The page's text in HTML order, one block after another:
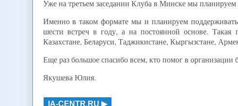
Уже на третьем заседании Клуба в Минске мы планируем
Именно в таком формате мы и планируем
шести встреч в году, а на постоянной основе.
Казахстане, Беларуси, Таджикистане, Кыргызстане,
Еще раз большое спасибо всем, кто помог в
Якушева Юлия.
IA-CENTR.RU